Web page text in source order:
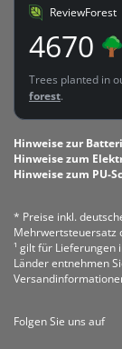
ReviewForest
4670
Trees planted in
forest.
Hinweise zur
Hinweise zum
Hinweise zum PU-
* Preise inkl.
Mehrwertsteuersatz
¹ gilt für Lieferungen
Länder entnehmen
Folgen Sie uns auf